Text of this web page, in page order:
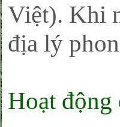
Việt). Khi
địa lý
Hoạt